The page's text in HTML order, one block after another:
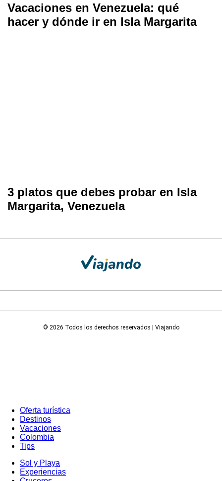
Vacaciones en Venezuela: qué
hacer y dónde ir en Isla Margarita
3 platos que debes probar en Isla
Margarita, Venezuela
© 2026 Todos los derechos reservados | Viajando
Oferta turística
Destinos
Vacaciones
Colombia
Tips
Sol y Playa
Experiencias